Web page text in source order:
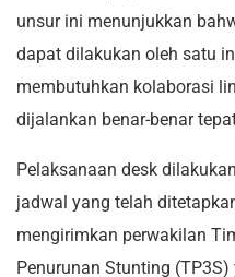
unsur ini menunjukkan
dapat dilakukan oleh satu
membutuhkan kolaborasi
dijalankan benar-benar
Pelaksanaan desk
jadwal yang telah
mengirimkan perwakilan
Penurunan Stunting